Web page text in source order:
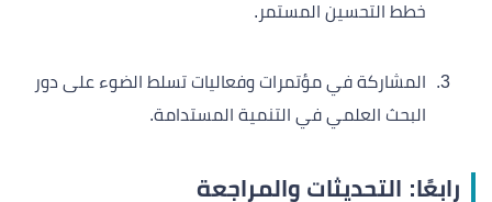
خطط التحسين المستمر.
المشاركة في مؤتمرات وفعاليات تسلط الضوء على دور
البحث العلمي في التنمية المستدامة.
رابعًا: التحديثات والمراجعة